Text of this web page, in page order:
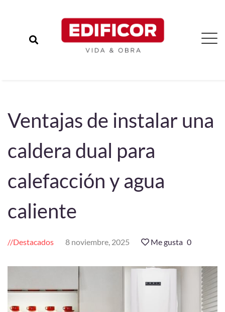
Ventajas de instalar una
caldera dual para
calefacción y agua
caliente
Destacados 8 noviembre, 2025 Me gusta 0